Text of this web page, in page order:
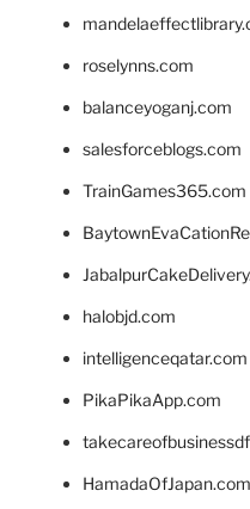
roselynns.com
balanceyoganj.com
salesforceblogs.com
TrainGames365.com
halobjd.com
intelligenceqatar.com
PikaPikaApp.com
HamadaOfJapan.com